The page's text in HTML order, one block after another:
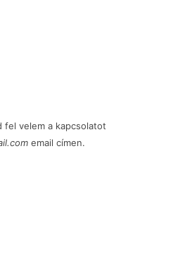
fel velem a kapcsolatot
email címen.